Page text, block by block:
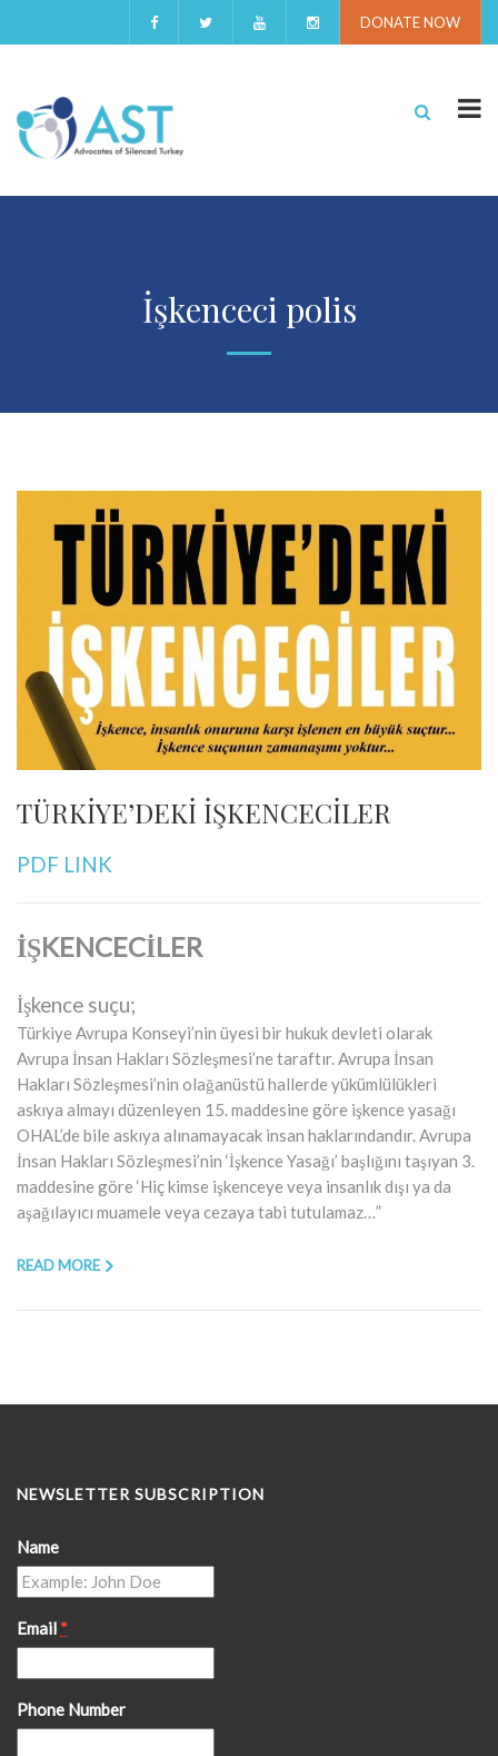
DONATE NOW
İşkenceci polis
TÜRKİYE’DEKİ İŞKENCECİLER
PDF LINK
İŞKENCECİLER
İşkence suçu;
Türkiye Avrupa Konseyi’nin üyesi bir hukuk devleti olarak
Avrupa İnsan Hakları Sözleşmesi’ne taraftır. Avrupa İnsan
Hakları Sözleşmesi’nin olağanüstü hallerde yükümlülükleri
askıya almayı düzenleyen 15. maddesine göre işkence yasağı
OHAL’de bile askıya alınamayacak insan haklarındandır. Avrupa
İnsan Hakları Sözleşmesi’nin ‘İşkence Yasağı’ başlığını taşıyan 3.
maddesine göre ‘Hiç kimse işkenceye veya insanlık dışı ya da
aşağılayıcı muamele veya cezaya tabi tutulamaz…”
READ MORE
NEWSLETTER SUBSCRIPTION
Name
Email *
Phone Number